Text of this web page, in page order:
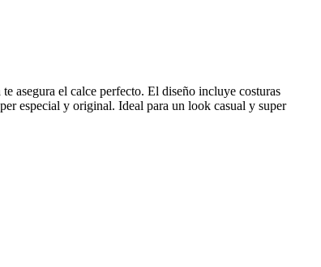
asegura el calce perfecto. El diseño incluye costuras
especial y original. Ideal para un look casual y super